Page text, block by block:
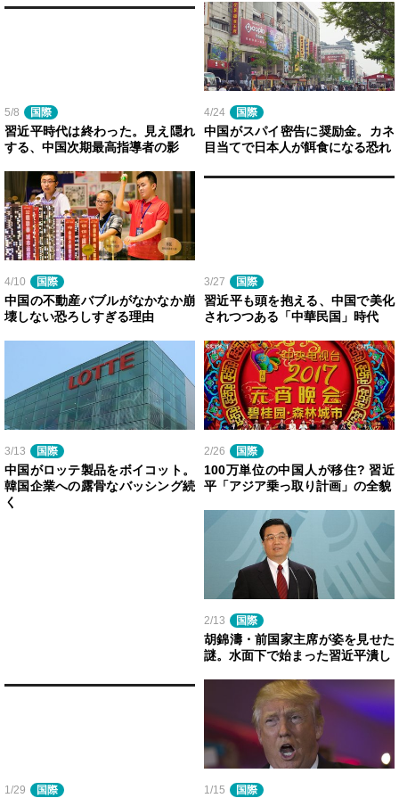
5/8 国際
習近平時代は終わった。見え隠れ
する、中国次期最高指導者の影
4/24 国際
中国がスパイ密告に奨励金。カネ
目当てで日本人が餌食になる恐れ
4/10 国際
中国の不動産バブルがなかなか崩
壊しない恐ろしすぎる理由
3/27 国際
習近平も頭を抱える、中国で美化
されつつある「中華民国」時代
3/13 国際
中国がロッテ製品をボイコット。
韓国企業への露骨なバッシング続
く
2/26 国際
100万単位の中国人が移住? 習近
平「アジア乗っ取り計画」の全貌
2/13 国際
胡錦濤・前国家主席が姿を見せた
謎。水面下で始まった習近平潰し
1/29 国際 1/15 国際